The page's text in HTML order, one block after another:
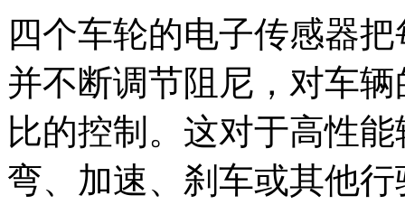
四个车轮的电子传感器
并不断调节阻尼，对车
比的控制。这对于高性
弯、加速、刹车或其他